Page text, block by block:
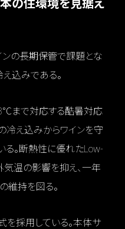
の住環境を見据え
ンの長期保管で課題とな
込みである。
まで対応する酷暑対応
冷え込みからワインを守
る。断熱性に優れたLow-
気温の影響を抑え、一年
維持を図る。
を採用している。本体サ